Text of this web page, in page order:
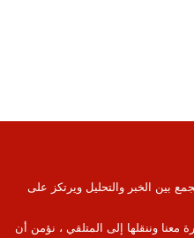
بين الخبر والتحليل ويرتكز على
وننقلها إلى المتلقي ، نؤمن أن